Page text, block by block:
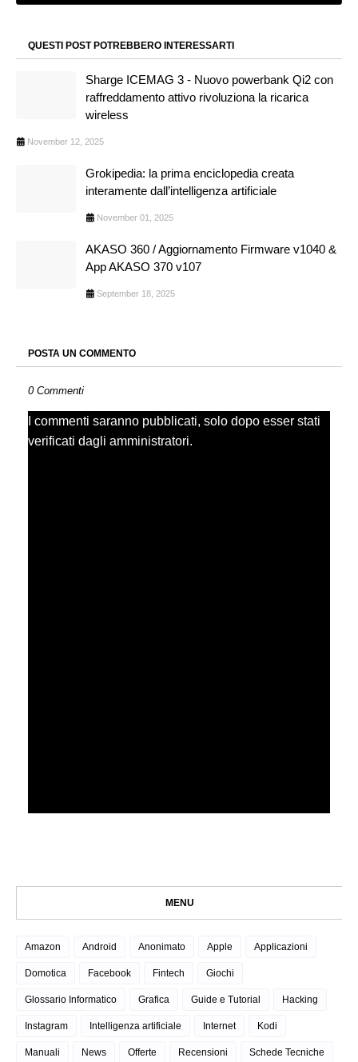
QUESTI POST POTREBBERO INTERESSARTI
Sharge ICEMAG 3 - Nuovo powerbank Qi2 con
raffreddamento attivo rivoluziona la ricarica
wireless
November 12, 2025
Grokipedia: la prima enciclopedia creata
interamente dall’intelligenza artificiale
November 01, 2025
AKASO 360 / Aggiornamento Firmware v1040 &
App AKASO 370 v107
September 18, 2025
POSTA UN COMMENTO
0 Commenti
I commenti saranno pubblicati, solo dopo esser stati
verificati dagli amministratori.
MENU
Amazon Android Anonimato Apple Applicazioni
Domotica Facebook Fintech Giochi
Glossario Informatico Grafica Guide e Tutorial Hacking
Instagram Intelligenza artificiale Internet Kodi
Manuali News Offerte Recensioni Schede Tecniche